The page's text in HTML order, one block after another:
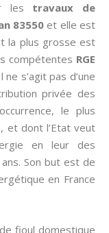
les travaux de
83550 et elle est
la plus grosse est
compétentes RGE
s’agit pas d’une
privée des
le plus
et dont l’Etat veut
en leur des
Son but est de
en France
fioul domestique